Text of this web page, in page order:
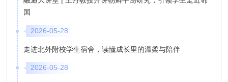
国
2026-05-28
走进北外附校学生宿舍，读懂成长里的温柔与陪伴
2026-05-28